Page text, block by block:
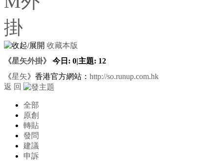
收藏本版
《星矢外掛》
今日: 0|主題: 12
《星矢》香港官方網站： http://so.runup.com.hk
返 回
全部
原創
轉貼
發問
建議
申訴